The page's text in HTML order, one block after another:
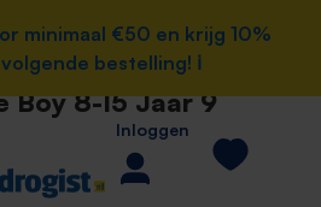
minimaal €50 en krijg 10%
bestelling! ℹ️
minimaal €50 en krijg 10%
bestelling! ℹ️
Inloggen
gezondheid
Boy 8-15 Jaar 9